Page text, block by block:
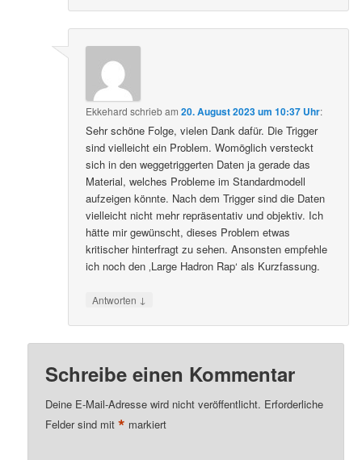
Ekkehard schriebam20. August 2023 um 10:37 Uhr:
Sehr schöne Folge, vielen Dank dafür. Die Trigger
sind vielleicht ein Problem. Womöglich versteckt
sich in den weggetriggerten Daten ja gerade das
Material, welches Probleme im Standardmodell
aufzeigen könnte. Nach dem Trigger sind die Daten
vielleicht nicht mehr repräsentativ und objektiv. Ich
hätte mir gewünscht, dieses Problem etwas
kritischer hinterfragt zu sehen. Ansonsten empfehle
ich noch den ‚Large Hadron Rap‘ als Kurzfassung.
Antworten ↓
Schreibe einen Kommentar
Deine E-Mail-Adresse wird nicht veröffentlicht. Erforderliche
Felder sind mit* markiert